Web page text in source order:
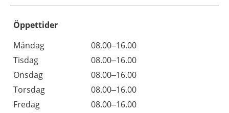
Öppettider
Dag
Öppettider
Kommentarer
Måndag
08.00–16.00
Tisdag
08.00–16.00
Onsdag
08.00–16.00
Torsdag
08.00–16.00
Fredag
08.00–16.00